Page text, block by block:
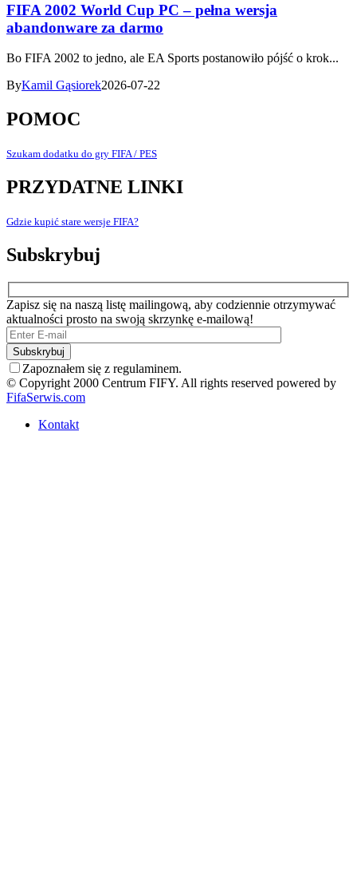
FIFA 2002 World Cup PC – pełna wersja
abandonware za darmo
Bo FIFA 2002 to jedno, ale EA Sports postanowiło pójść o krok...
ByKamil Gąsiorek2026-07-22
POMOC
Szukam dodatku do gry FIFA / PES
PRZYDATNE LINKI
Gdzie kupić stare wersje FIFA?
Subskrybuj
Zapisz się na naszą listę mailingową, aby codziennie otrzymywać
aktualności prosto na swoją skrzynkę e-mailową!
Zapoznałem się z regulaminem.
© Copyright 2000 Centrum FIFY. All rights reserved powered by
FifaSerwis.com
Kontakt